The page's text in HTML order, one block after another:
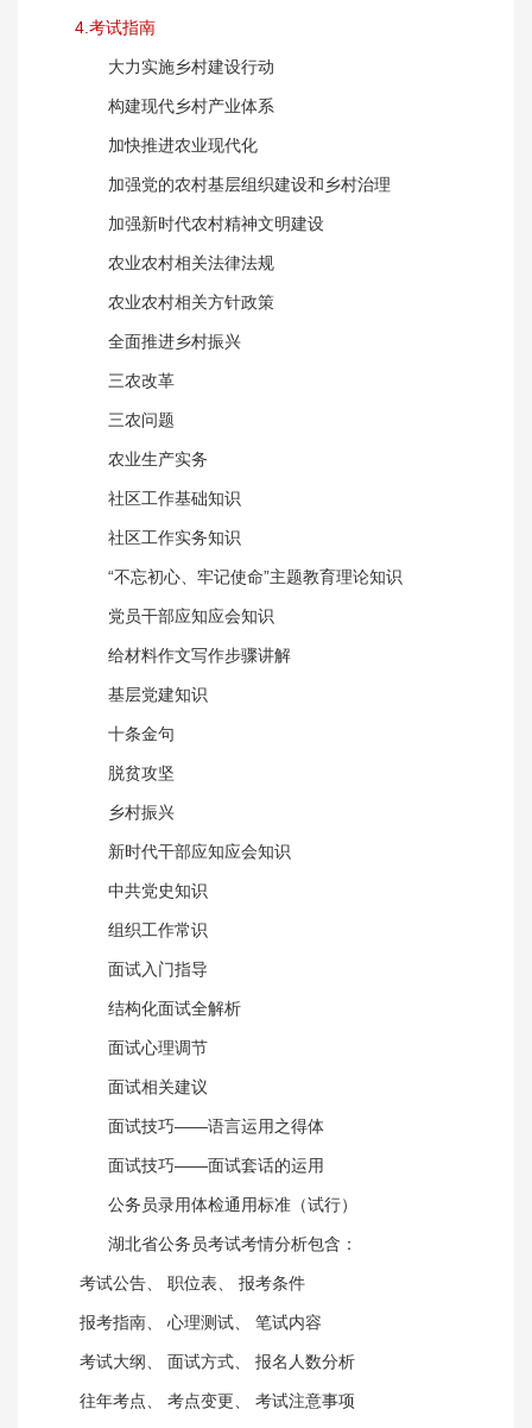
4.考试指南
大力实施乡村建设行动
构建现代乡村产业体系
加快推进农业现代化
加强党的农村基层组织建设和乡村治理
加强新时代农村精神文明建设
农业农村相关法律法规
农业农村相关方针政策
全面推进乡村振兴
三农改革
三农问题
农业生产实务
社区工作基础知识
社区工作实务知识
“不忘初心、牢记使命”主题教育理论知识
党员干部应知应会知识
给材料作文写作步骤讲解
基层党建知识
十条金句
脱贫攻坚
乡村振兴
新时代干部应知应会知识
中共党史知识
组织工作常识
面试入门指导
结构化面试全解析
面试心理调节
面试相关建议
面试技巧——语言运用之得体
面试技巧——面试套话的运用
公务员录用体检通用标准（试行）
湖北省公务员考试考情分析包含：
考试公告、 职位表、 报考条件
报考指南、 心理测试、 笔试内容
考试大纲、 面试方式、 报名人数分析
往年考点、 考点变更、 考试注意事项